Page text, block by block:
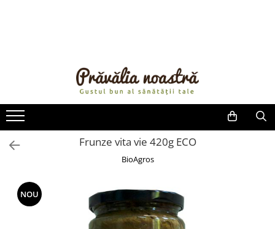
ULEIURI ȘI UNTURI
MĂSLINE
FRUCTE DESHIDRATATE
ÎNDULCITORI NATURALI / MIERE
FRUCTE LA CONSERVĂ
OȚETURI ȘI SOSURI
Frunze vita vie 420g ECO
BioAgros
NOU